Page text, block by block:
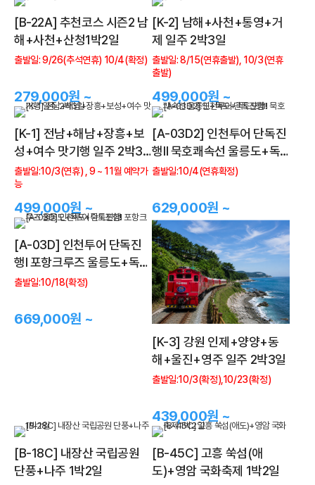
[B-22A] 추천코스 시즌2 남
해+사천+산청1박2일
출발일: 9/26(추석연휴) 10/4(확정)
279,000원 ~
[K-2] 남해+사천+통영+거
제 일주 2박3일
출발일: 8/15(연휴출발), 10/3(연휴
출발)
499,000원 ~
[K-1] 전남+해남+장흥+보
성+여수 맛기행 일주 2박3
일
출발일:10/3(연휴) , 9 ~ 11월 예약가
능
499,000원 ~
[A-03D2] 인천투어 단독진
행Ⅱ 묵호쾌속선 울릉도+독
도+죽도포함!
출발일:10/4(연휴확정)
629,000원 ~
[A-03D] 인천투어 단독진
행Ⅰ 포항크루즈 울릉도+독도
+죽도포함!
출발일:10/18(확정)
669,000원 ~
[K-3] 강원 인제+양양+동
해+울진+영주 일주 2박3일
출발일:10/3(확정),10/23(확정)
439,000원 ~
[B-18C] 내장산 국립공원
단풍+나주 1박2일
[B-45C] 고흥 쑥섬(애
도)+영암 국화축제 1박2일